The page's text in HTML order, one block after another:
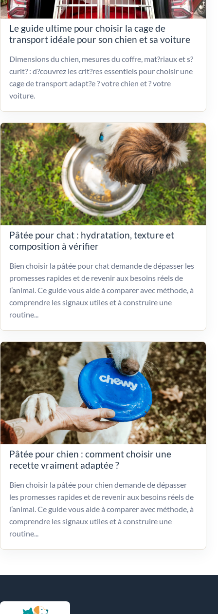
Le guide ultime pour choisir la cage de
transport idéale pour son chien et sa voiture
Dimensions du chien, mesures du coffre, mat?riaux et s?
curit? : d?couvrez les crit?res essentiels pour choisir une
cage de transport adapt?e ? votre chien et ? votre
voiture.
Pâtée pour chat : hydratation, texture et
composition à vérifier
Bien choisir la pâtée pour chat demande de dépasser les
promesses rapides et de revenir aux besoins réels de
l’animal. Ce guide vous aide à comparer avec méthode, à
comprendre les signaux utiles et à construire une
routine...
Pâtée pour chien : comment choisir une
recette vraiment adaptée ?
Bien choisir la pâtée pour chien demande de dépasser
les promesses rapides et de revenir aux besoins réels de
l’animal. Ce guide vous aide à comparer avec méthode, à
comprendre les signaux utiles et à construire une
routine...